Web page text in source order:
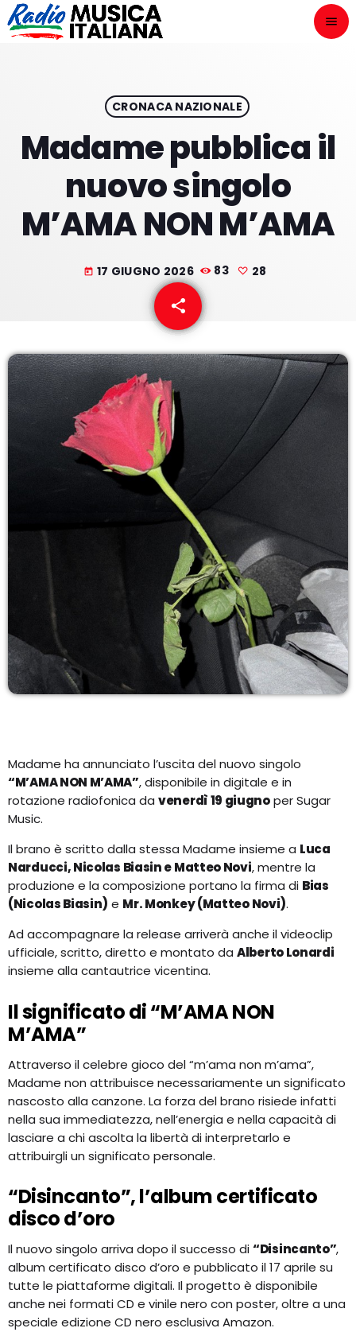
menu
play_arrow
NOVITÀ DISCOGRAFICHE
COPERTURA
I VOLTI DELLA RADIO
LE NOTIZIE
CRONACA NAZIONALE
Madame pubblica il
nuovo singolo
M’AMA NON M’AMA
today 17 GIUGNO 2026 83 28
share
28
email
Madame ha annunciato l’uscita del nuovo singolo
“M’AMA NON M’AMA”, disponibile in digitale e in
rotazione radiofonica da venerdì 19 giugnoper Sugar
Music.
Il brano è scritto dalla stessa Madame insieme a Luca
Narducci, Nicolas Biasin e Matteo Novi, mentre la
produzione e la composizione portano la firma di Bias
(Nicolas Biasin) e Mr. Monkey (Matteo Novi).
Ad accompagnare la release arriverà anche il videoclip
ufficiale, scritto, diretto e montato da Alberto Lonardi
insieme alla cantautrice vicentina.
Il significato di “M’AMA NON
M’AMA”
Attraverso il celebre gioco del “m’ama non m’ama”,
Madame non attribuisce necessariamente un significato
nascosto alla canzone. La forza del brano risiede infatti
nella sua immediatezza, nell’energia e nella capacità di
lasciare a chi ascolta la libertà di interpretarlo e
attribuirgli un significato personale.
“Disincanto”, l’album certificato
disco d’oro
Il nuovo singolo arriva dopo il successo di“Disincanto”,
album certificato disco d’oro e pubblicato il 17 aprile su
tutte le piattaforme digitali. Il progetto è disponibile
anche nei formati CD e vinile nero con poster, oltre a una
speciale edizione CD nero esclusiva Amazon.